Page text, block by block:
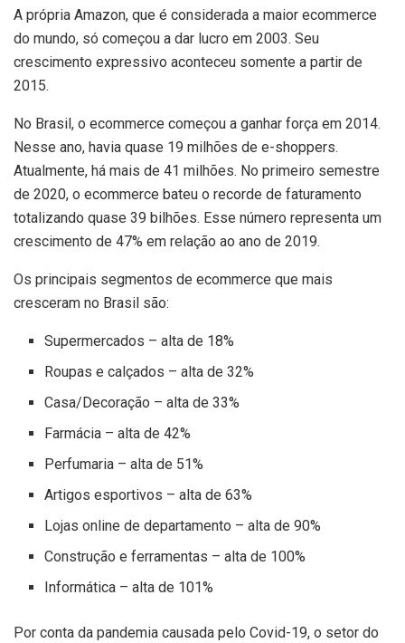
A própria Amazon, que é considerada a maior ecommerce
do mundo, só começou a dar lucro em 2003. Seu
crescimento expressivo aconteceu somente a partir de
2015.
No Brasil, o ecommerce começou a ganhar força em 2014.
Nesse ano, havia quase 19 milhões de e-shoppers.
Atualmente, há mais de 41 milhões. No primeiro semestre
de 2020, o ecommerce bateu o recorde de faturamento
totalizando quase 39 bilhões. Esse número representa um
crescimento de 47% em relação ao ano de 2019.
Os principais segmentos de ecommerce que mais
cresceram no Brasil são:
Supermercados – alta de 18%
Roupas e calçados – alta de 32%
Casa/Decoração – alta de 33%
Farmácia – alta de 42%
Perfumaria – alta de 51%
Artigos esportivos – alta de 63%
Lojas online de departamento – alta de 90%
Construção e ferramentas – alta de 100%
Informática – alta de 101%
Por conta da pandemia causada pelo Covid-19, o setor do